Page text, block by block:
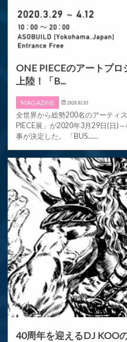
ONE PIECEのアートプ
上陸！「B...
MAGAZINE 2020.02.05
全世界から総勢200名のアーティ
PIECE展」が2020年3月29日(日)
事が決定した。 「BUS……
40周年を迎えるDJ KOO